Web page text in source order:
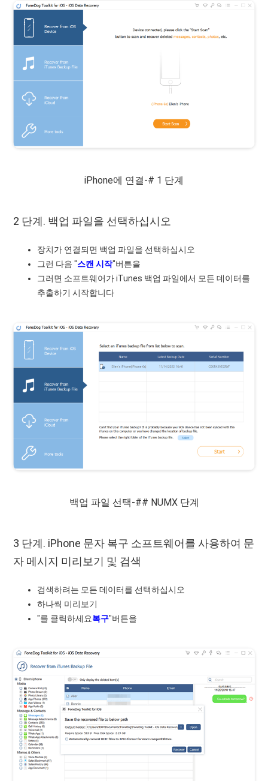
iPhone에 연결-# 1 단계
2 단계. 백업 파일을 선택하십시오
장치가 연결되면 백업 파일을 선택하십시오
그런 다음 "스캔 시작"버튼을
그러면 소프트웨어가 iTunes 백업 파일에서 모든 데이터를
추출하기 시작합니다
백업 파일 선택-## NUMX 단계
3 단계. iPhone 문자 복구 소프트웨어를 사용하여 문
자 메시지 미리보기 및 검색
검색하려는 모든 데이터를 선택하십시오
하나씩 미리보기
"를 클릭하세요복구"버튼을